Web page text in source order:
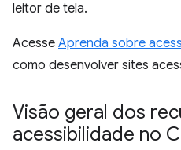
leitor de tela.
Acesse Aprenda sobre
como desenvolver sites
Visão geral dos
acessibilidade no